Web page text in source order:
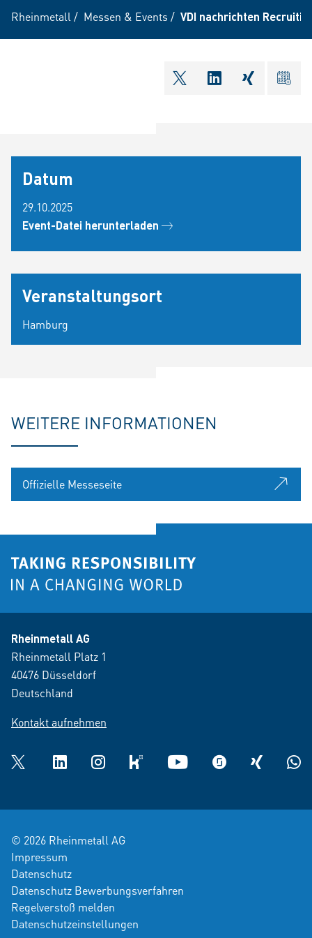
Rheinmetall / Messen & Events / VDI nachrichten
shareOntwitter ical
Datum
29.10.2025
Event-Datei herunterladen
Veranstaltungsort
Hamburg
WEITERE INFORMATIONEN
Offizielle Messeseite
Rheinmetall AG
Rheinmetall Platz 1
40476 Düsseldorf
Deutschland
Kontakt aufnehmen
Twitter LinkedInInstagramkununu YouTube glassdoorXING
© 2026 Rheinmetall AG
Impressum
Datenschutz
Datenschutz Bewerbungsverfahren
Regelverstoß melden
Datenschutzeinstellungen